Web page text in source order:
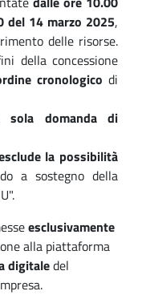
del 14 marzo 2025,
delle risorse.
della concessione
cronologico di
sola domanda di
la possibilità
a sostegno della
esclusivamente
alla piattaforma
digitaledel